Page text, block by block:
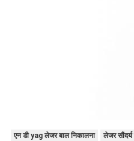
एन डी yag लेजर बाल निकालना लेजर